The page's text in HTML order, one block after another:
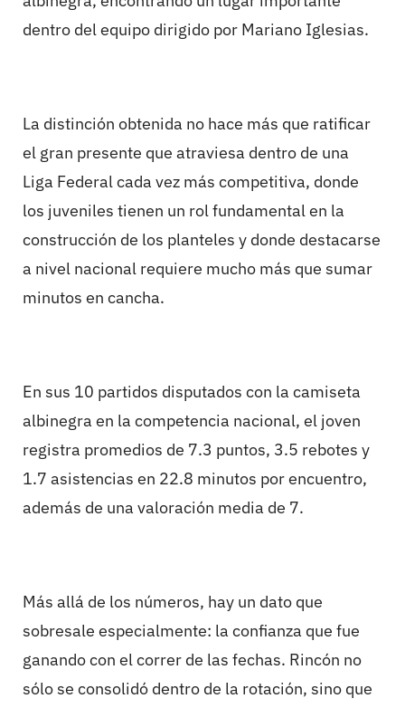
dentro del equipo dirigido por Mariano Iglesias.
La distinción obtenida no hace más que ratificar
el gran presente que atraviesa dentro de una
Liga Federal cada vez más competitiva, donde
los juveniles tienen un rol fundamental en la
construcción de los planteles y donde destacarse
a nivel nacional requiere mucho más que sumar
minutos en cancha.
En sus 10 partidos disputados con la camiseta
albinegra en la competencia nacional, el joven
registra promedios de 7.3 puntos, 3.5 rebotes y
1.7 asistencias en 22.8 minutos por encuentro,
además de una valoración media de 7.
Más allá de los números, hay un dato que
sobresale especialmente: la confianza que fue
ganando con el correr de las fechas. Rincón no
sólo se consolidó dentro de la rotación, sino que